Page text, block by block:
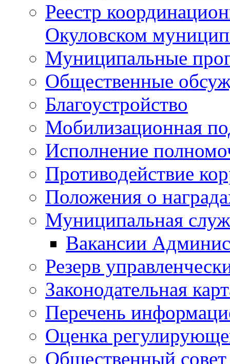
Реестр
Окуловском
Муниципальные
Общественные
Благоустройство
Мобилизационная
Исполнение
Противодействие
Положения о
Муниципальная
Вакансии
Резерв
Законодательная
Перечень
Оценка
Общественный совет